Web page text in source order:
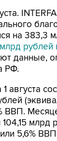
на 383,3
данные,
РФ.
ВВП.
млрд
5,6%